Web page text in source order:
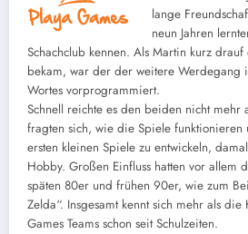
lange
neun Jahren
Schachclub kennen. Als Martin kurz
bekam, war der der weitere Werdegang
Wortes vorprogrammiert.
Schnell reichte es den beiden nicht mehr
fragten sich, wie die Spiele
ersten kleinen Spiele zu entwickeln,
Hobby. Großen Einfluss hatten vor allem
späten 80er und frühen 90er, wie zum
Zelda“. Insgesamt kennt sich mehr als
Games Teams schon seit Schulzeiten.